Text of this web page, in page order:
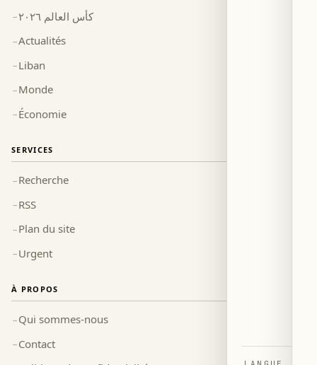
→ كأس العالم ٢٠٢٦
→Actualités
→ Liban
→ Monde
→ Économie
SERVICES
→ Recherche
→ RSS
→ Plan du site
→ Urgent
À PROPOS
→ Qui sommes-nous
→ Contact